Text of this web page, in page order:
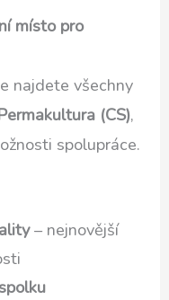
místo pro
najdete všechny
(CS),
spolupráce.
– nejnovější